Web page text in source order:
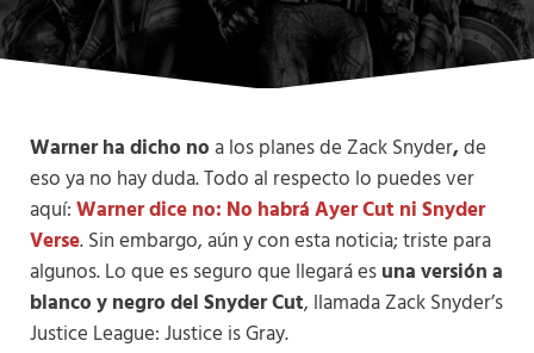
Warner ha dicho noa los planes de Zack Snyder,de
eso ya no hay duda. Todo al respecto lo puedes ver
aquí:Warner dice no: No habrá Ayer Cut ni Snyder
Verse. Sin embargo, aún y con esta noticia; triste para
algunos. Lo que es seguro que llegará esuna versión a
blanco y negro del Snyder Cut, llamada Zack Snyder’s
Justice League: Justice is Gray.